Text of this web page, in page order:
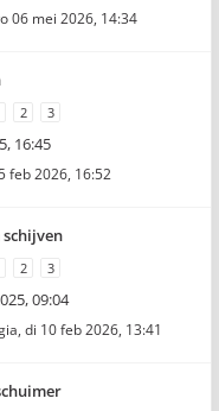
06 mei 2026, 14:34
2 3
16:45
feb 2026, 16:52
2 3
09:04
, di 10 feb 2026, 13:41